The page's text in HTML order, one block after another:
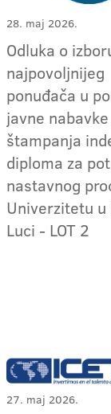
28. maj 2026.
Odluka o
najpovoljnijeg
ponuđača u
javne
štampanja
diploma za
nastavnog
Univerzitetu u
Luci - LOT 2
27. maj 2026.